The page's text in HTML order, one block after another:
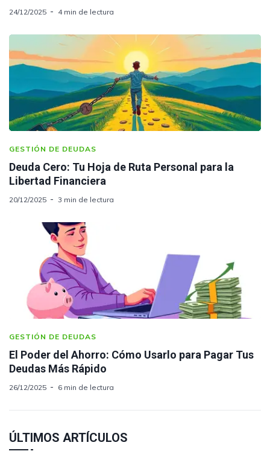
24/12/2025 4 min de lectura
GESTIÓN DE DEUDAS
Deuda Cero: Tu Hoja de Ruta Personal para la
Libertad Financiera
20/12/2025 3 min de lectura
GESTIÓN DE DEUDAS
El Poder del Ahorro: Cómo Usarlo para Pagar Tus
Deudas Más Rápido
26/12/2025 6 min de lectura
ÚLTIMOS ARTÍCULOS